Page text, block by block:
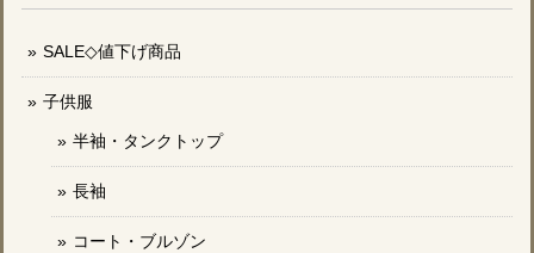
SALE◇値下げ商品
子供服
半袖・タンクトップ
長袖
コート・ブルゾン